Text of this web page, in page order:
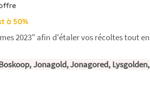
à 50%
2023" afin d'étaler vos récoltes tout en
Jonagold, Jonagored, Lysgolden,